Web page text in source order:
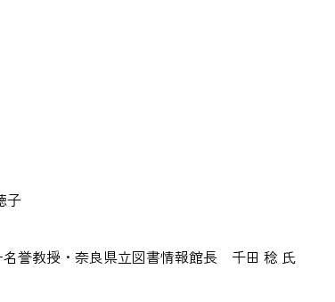
子
名誉教授・奈良県立図書情報館長 千田 稔 氏